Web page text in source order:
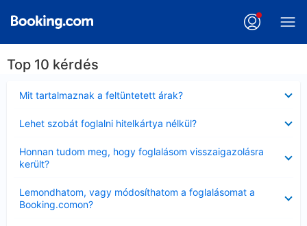
Top 10 kérdés
Mit tartalmaznak a feltüntetett árak?
Lehet szobát foglalni hitelkártya nélkül?
Honnan tudom meg, hogy foglalásom visszaigazolásra
került?
Lemondhatom, vagy módosíthatom a foglalásomat a
Booking.comon?